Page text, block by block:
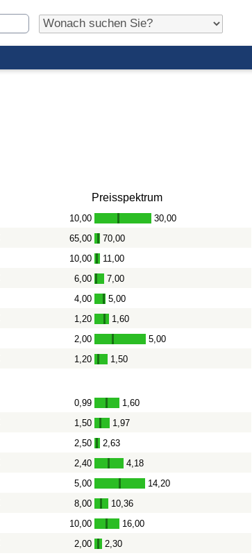
Preisspektrum
10,00 - 30,00
65,00 - 70,00
10,00 - 11,00
6,00 - 7,00
4,00 - 5,00
1,20 - 1,60
2,00 - 5,00
1,20 - 1,50
0,99 - 1,60
1,50 - 1,97
2,50 - 2,63
2,40 - 4,18
5,00 - 14,20
8,00 - 10,36
10,00 - 16,00
2,00 - 2,30